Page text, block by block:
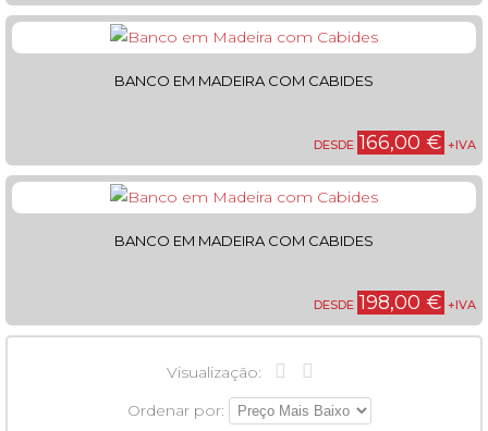
BANCO EM MADEIRA COM CABIDES
DESDE 166,00 € +IVA
BANCO EM MADEIRA COM CABIDES
DESDE 198,00 € +IVA
Visualização:
Ordenar por: